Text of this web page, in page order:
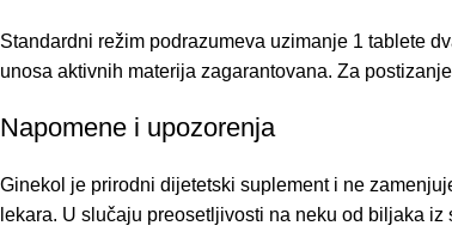
Standardni režim podrazumeva uzimanje 1 tablete
unosa aktivnih materija zagarantovana. Za
Napomene i upozorenja
Ginekol je prirodni dijetetski suplement i ne
lekara. U slučaju preosetljivosti na neku od biljaka